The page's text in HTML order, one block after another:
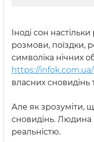
Іноді сон
розмови, поїздки,
символіка нічних
https://
власних сновидінь
Але як зрозуміти,
сновидінь. Людина
реальністю.